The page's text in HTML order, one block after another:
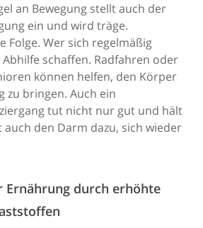
an Bewegung stellt auch der
ein und wird träge.
Folge. Wer sich regelmäßig
schaffen. Radfahren oder
können helfen, den Körper
zu bringen. Auch ein
tut nicht nur gut und hält
den Darm dazu, sich wieder
Ernährung durch erhöhte